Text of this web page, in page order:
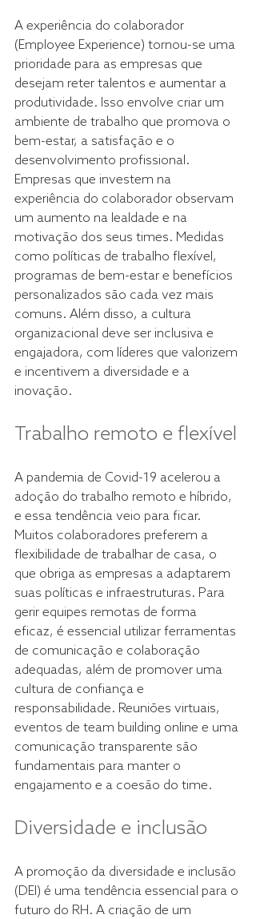
A experiência do colaborador
(Employee Experience) tornou-se uma
prioridade para as empresas que
desejam reter talentos e aumentar a
produtividade. Isso envolve criar um
ambiente de trabalho que promova o
bem-estar, a satisfação e o
desenvolvimento profissional.
Empresas que investem na
experiência do colaborador observam
um aumento na lealdade e na
motivação dos seus times. Medidas
como políticas de trabalho flexível,
programas de bem-estar e benefícios
personalizados são cada vez mais
comuns. Além disso, a cultura
organizacional deve ser inclusiva e
engajadora, com líderes que valorizem
e incentivem a diversidade e a
inovação.
Trabalho remoto e flexível
A pandemia de Covid-19 acelerou a
adoção do trabalho remoto e híbrido,
e essa tendência veio para ficar.
Muitos colaboradores preferem a
flexibilidade de trabalhar de casa, o
que obriga as empresas a adaptarem
suas políticas e infraestruturas. Para
gerir equipes remotas de forma
eficaz, é essencial utilizar ferramentas
de comunicação e colaboração
adequadas, além de promover uma
cultura de confiança e
responsabilidade. Reuniões virtuais,
eventos de team building online e uma
comunicação transparente são
fundamentais para manter o
engajamento e a coesão do time.
Diversidade e inclusão
A promoção da diversidade e inclusão
(DEI) é uma tendência essencial para o
futuro do RH. A criação de um